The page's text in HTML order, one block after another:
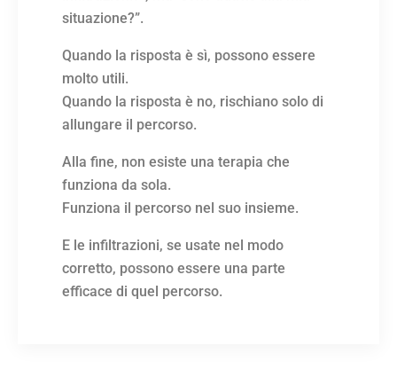
situazione?”.
Quando la risposta è sì, possono essere
molto utili.
Quando la risposta è no, rischiano solo di
allungare il percorso.
Alla fine, non esiste una terapia che
funziona da sola.
Funziona il percorso nel suo insieme.
E le infiltrazioni, se usate nel modo
corretto, possono essere una parte
efficace di quel percorso.